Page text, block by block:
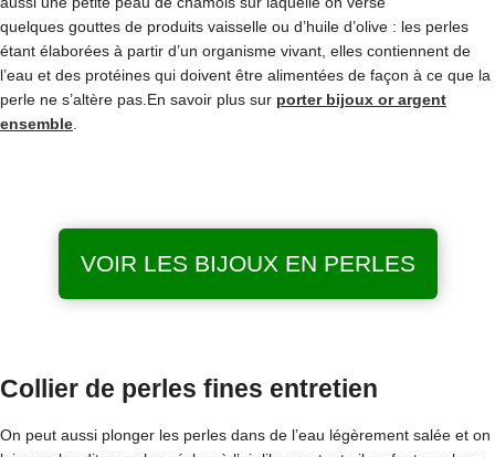
quelques gouttes de produits vaisselle ou d’huile d’olive : les perles
étant élaborées à partir d’un organisme vivant, elles contiennent de
l’eau et des protéines qui doivent être alimentées de façon à ce que la
perle ne s’altère pas.En savoir plus sur porter bijoux or argent
ensemble
VOIR LES BIJOUX EN PERLES
Collier de perles fines entretien
On peut aussi plonger les perles dans de l’eau légèrement salée et on